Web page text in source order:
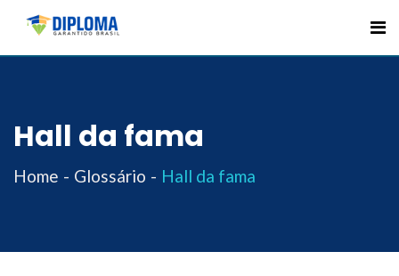
Skip
Hall da fama
Home Glossário Hall da fama